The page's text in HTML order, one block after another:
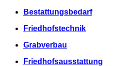
Bestattungsbedarf
Friedhofstechnik
Grabverbau
Friedhofsausstattung